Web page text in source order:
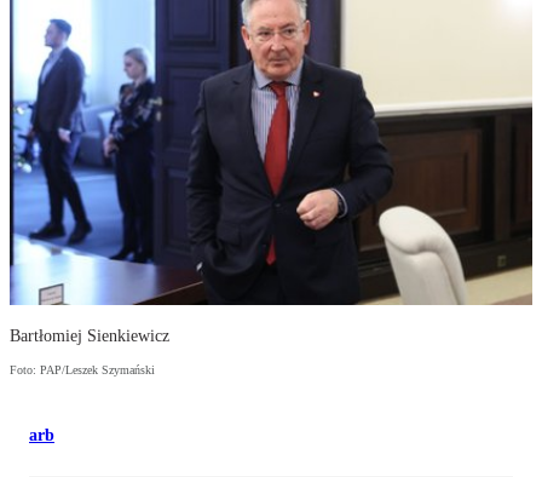
Bartłomiej Sienkiewicz
Foto: PAP/Leszek Szymański
arb